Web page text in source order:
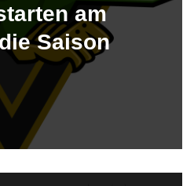
am
Saison